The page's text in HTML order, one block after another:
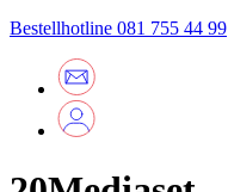
Bestellhotline 081 755 44 99